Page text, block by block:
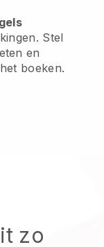
Stel
en
boeken.
zo